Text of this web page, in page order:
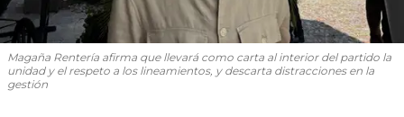
Magaña Rentería afirma que llevará como carta al interior del partido la
unidad y el respeto a los lineamientos, y descarta distracciones en la
gestión